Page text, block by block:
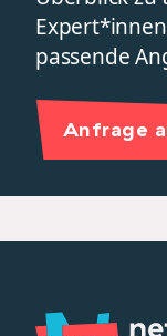
passende
Anfrage